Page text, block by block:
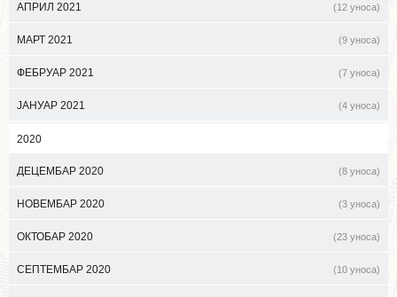
АПРИЛ 2021 (12 уноса)
МАРТ 2021 (9 уноса)
ФЕБРУАР 2021 (7 уноса)
ЈАНУАР 2021 (4 уноса)
2020
ДЕЦЕМБАР 2020 (8 уноса)
НОВЕМБАР 2020 (3 уноса)
ОКТОБАР 2020 (23 уноса)
СЕПТЕМБАР 2020 (10 уноса)